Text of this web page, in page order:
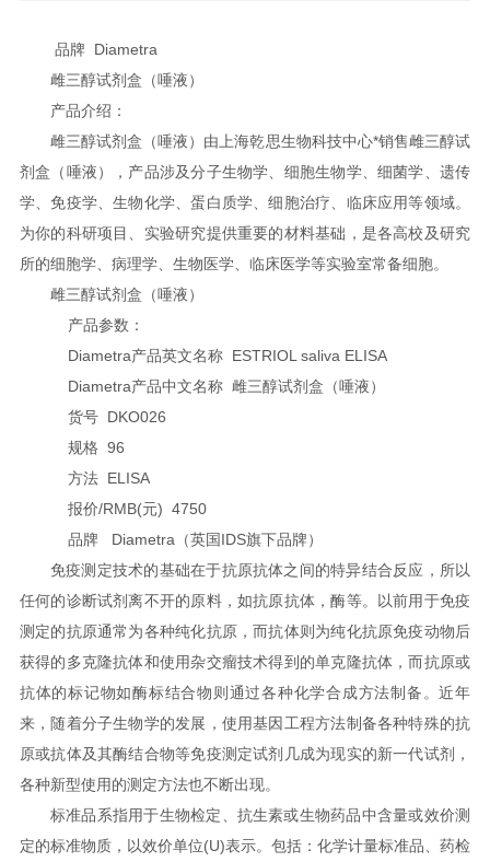
品牌 Diametra
雌三醇试剂盒（唾液）
产品介绍：
雌三醇试剂盒（唾液）由上海乾思生物科技中心*销售雌三醇试
剂盒（唾液），产品涉及分子生物学、细胞生物学、细菌学、遗传
学、免疫学、生物化学、蛋白质学、细胞治疗、临床应用等领域。
为你的科研项目、实验研究提供重要的材料基础，是各高校及研究
所的细胞学、病理学、生物医学、临床医学等实验室常备细胞。
雌三醇试剂盒（唾液）
产品参数：
Diametra产品英文名称 ESTRIOL saliva ELISA
Diametra产品中文名称 雌三醇试剂盒（唾液）
货号 DKO026
规格 96
方法 ELISA
报价/RMB(元) 4750
品牌 Diametra（英国IDS旗下品牌）
免疫测定技术的基础在于抗原抗体之间的特异结合反应，所以
任何的诊断试剂离不开的原料，如抗原抗体，酶等。以前用于免疫
测定的抗原通常为各种纯化抗原，而抗体则为纯化抗原免疫动物后
获得的多克隆抗体和使用杂交瘤技术得到的单克隆抗体，而抗原或
抗体的标记物如酶标结合物则通过各种化学合成方法制备。近年
来，随着分子生物学的发展，使用基因工程方法制备各种特殊的抗
原或抗体及其酶结合物等免疫测定试剂几成为现实的新一代试剂，
各种新型使用的测定方法也不断出现。
标准品系指用于生物检定、抗生素或生物药品中含量或效价测
定的标准物质，以效价单位(U)表示。包括：化学计量标准品、药检